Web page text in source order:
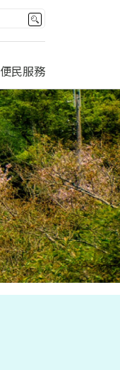
便民服務